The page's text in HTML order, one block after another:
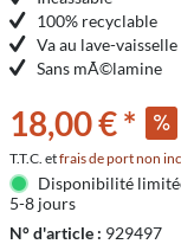
100% recyclable
Va au lave-vaisselle
Sans mÃ©lamine
18,00 € *
T.T.C. etfrais de port non
Disponibilité
5-8 jours
N° d'article : 929497